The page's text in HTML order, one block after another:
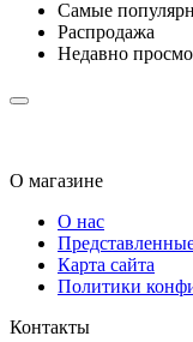
Самые
Распродажа
Недавно
О магазине
О нас
Карта сайта
Политики
Контакты